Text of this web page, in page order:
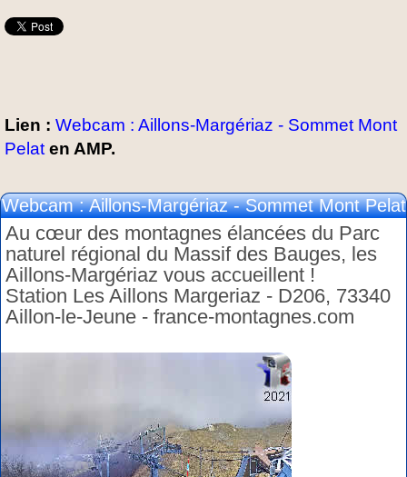
Lien : Webcam : Aillons-Margériaz - Sommet Mont
Pelat en AMP.
Webcam : Aillons-Margériaz - Sommet Mont Pelat
Au cœur des montagnes élancées du Parc
naturel régional du Massif des Bauges, les
Aillons-Margériaz vous accueillent !
Station Les Aillons Margeriaz - D206, 73340
Aillon-le-Jeune - france-montagnes.com